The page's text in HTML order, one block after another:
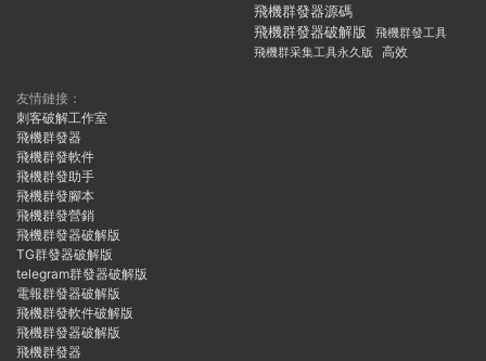
飛機群發器源碼
飛機群發器破解版
飛機群發工具
飛機群采集工具永久版
高效
友情鏈接：
刺客破解工作室
飛機群發器
飛機群發軟件
飛機群發助手
飛機群發腳本
飛機群發營銷
飛機群發器破解版
TG群發器破解版
telegram群發器破解版
電報群發器破解版
飛機群發軟件破解版
飛機群發器破解版
飛機群發器